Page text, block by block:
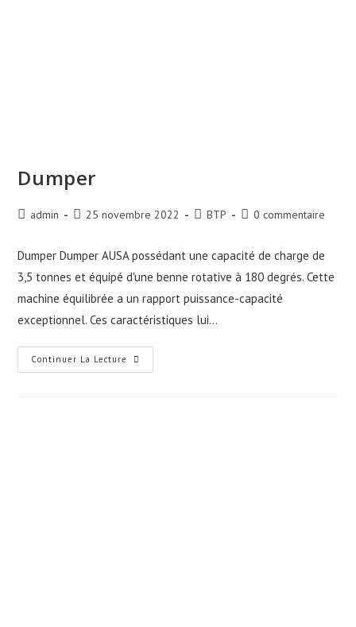
Dumper
Auteur/autrice
publication :
admin
Publication
25 novembre 2022
PostBTP
Commentaires
publication :
0 commentaire
Dumper Dumper AUSA possédant une capacité de charge de
3,5 tonnes et équipé d'une benne rotative à 180 degrés. Cette
machine équilibrée a un rapport puissance-capacité
exceptionnel. Ces caractéristiques lui…
Continuer La Lecture Dumper